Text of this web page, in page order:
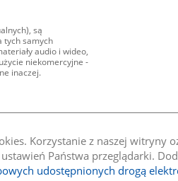
Korzystanie z naszej witryny
Państwa przeglądarki.
udostępnionych drogą
są
tych samych
audio i wideo,
niekomercyjne -
inaczej.